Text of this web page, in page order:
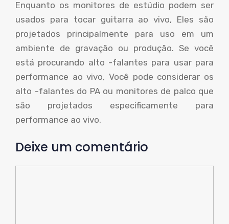
Enquanto os monitores de estúdio podem ser
usados ​​para tocar guitarra ao vivo, Eles são
projetados principalmente para uso em um
ambiente de gravação ou produção. Se você
está procurando alto -falantes para usar para
performance ao vivo, Você pode considerar os
alto -falantes do PA ou monitores de palco que
são projetados especificamente para
performance ao vivo.
Deixe um comentário